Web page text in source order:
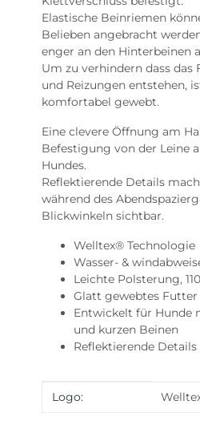
Elastische Beinriemen
Belieben angebracht
enger an den Hinterbeinen
Um zu verhindern dass das
und Reizungen entstehen,
komfortabel gewebt.
Eine clevere Öffnung am
Befestigung von der Leine
Hundes.
Reflektierende Details
während des
Blickwinkeln sichtbar.
Welltex® Technologie
Wasser- &
Leichte Polsterung,
Glatt gewebtes Futter
Entwickelt für Hunde
und kurzen Beinen
Reflektierende Details
Produkteigenschaft
Wert
Logo: